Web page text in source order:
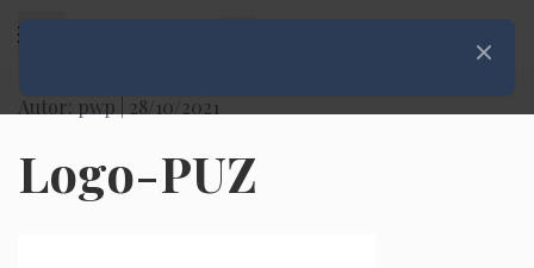
Autor: pwp | 28/10/2021
Logo-PUZ
Zamknij